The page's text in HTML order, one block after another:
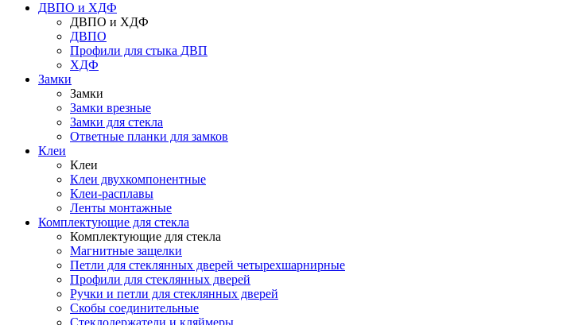
ДВПО и ХДФ
ДВПО и ХДФ
ДВПО
Профили для стыка ДВП
ХДФ
Замки
Замки
Замки врезные
Замки для стекла
Ответные планки для замков
Клеи
Клеи
Клеи двухкомпонентные
Клеи-расплавы
Ленты монтажные
Комплектующие для стекла
Комплектующие для стекла
Магнитные защелки
Петли для стеклянных дверей четырехшарнирные
Профили для стеклянных дверей
Ручки и петли для стеклянных дверей
Скобы соединительные
Стеклодержатели и кляймеры